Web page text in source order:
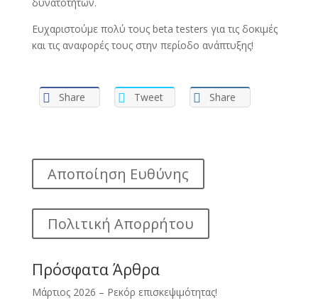
Ευχαριστούμε πολύ τους beta testers για τις δοκιμές
και τις αναφορές τους στην περίοδο ανάπτυξης!
Share Tweet Share
Αποποίηση Ευθύνης
Πολιτική Απορρήτου
Πρόσφατα Άρθρα
Μάρτιος 2026 – Ρεκόρ επισκεψιμότητας!